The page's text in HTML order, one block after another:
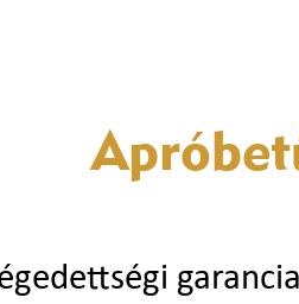
garancia